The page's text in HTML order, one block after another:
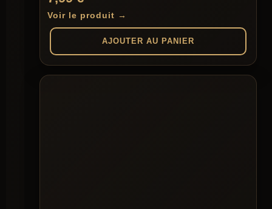
sur 5
Voir le produit →
AJOUTER AU PANIER